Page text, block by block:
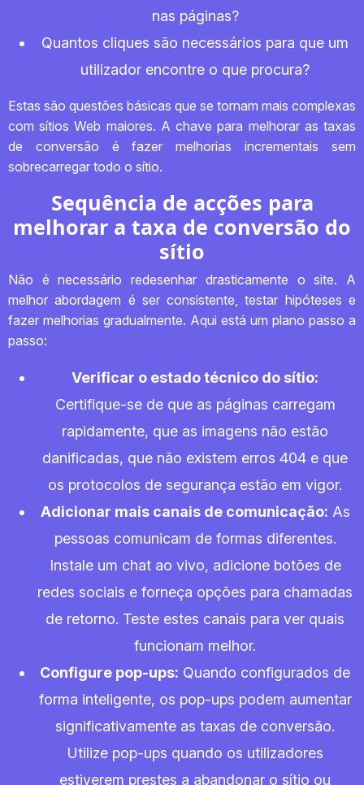
nas páginas?
Quantos cliques são necessários para que um
utilizador encontre o que procura?
Estas são questões básicas que se tornam mais complexas
com sítios Web maiores. A chave para melhorar as taxas
de conversão é fazer melhorias incrementais sem
sobrecarregar todo o sítio.
Sequência de acções para
melhorar a taxa de conversão do
sítio
Não é necessário redesenhar drasticamente o site. A
melhor abordagem é ser consistente, testar hipóteses e
fazer melhorias gradualmente. Aqui está um plano passo a
passo:
Verificar o estado técnico do sítio:
Certifique-se de que as páginas carregam
rapidamente, que as imagens não estão
danificadas, que não existem erros 404 e que
os protocolos de segurança estão em vigor.
Adicionar mais canais de comunicação: As
pessoas comunicam de formas diferentes.
Instale um chat ao vivo, adicione botões de
redes sociais e forneça opções para chamadas
de retorno. Teste estes canais para ver quais
funcionam melhor.
Configure pop-ups: Quando configurados de
forma inteligente, os pop-ups podem aumentar
significativamente as taxas de conversão.
Utilize pop-ups quando os utilizadores
estiverem prestes a abandonar o sítio ou